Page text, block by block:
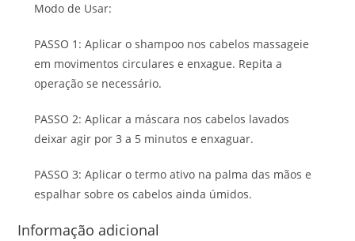
Modo de Usar:
PASSO 1: Aplicar o shampoo nos cabelos massageie
em movimentos circulares e enxague. Repita a
operação se necessário.
PASSO 2: Aplicar a máscara nos cabelos lavados
deixar agir por 3 a 5 minutos e enxaguar.
PASSO 3: Aplicar o termo ativo na palma das mãos e
espalhar sobre os cabelos ainda úmidos.
Informação adicional